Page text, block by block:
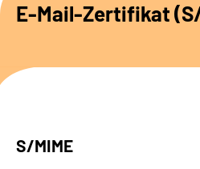
E-Mail-Zertifikat
S/MIME